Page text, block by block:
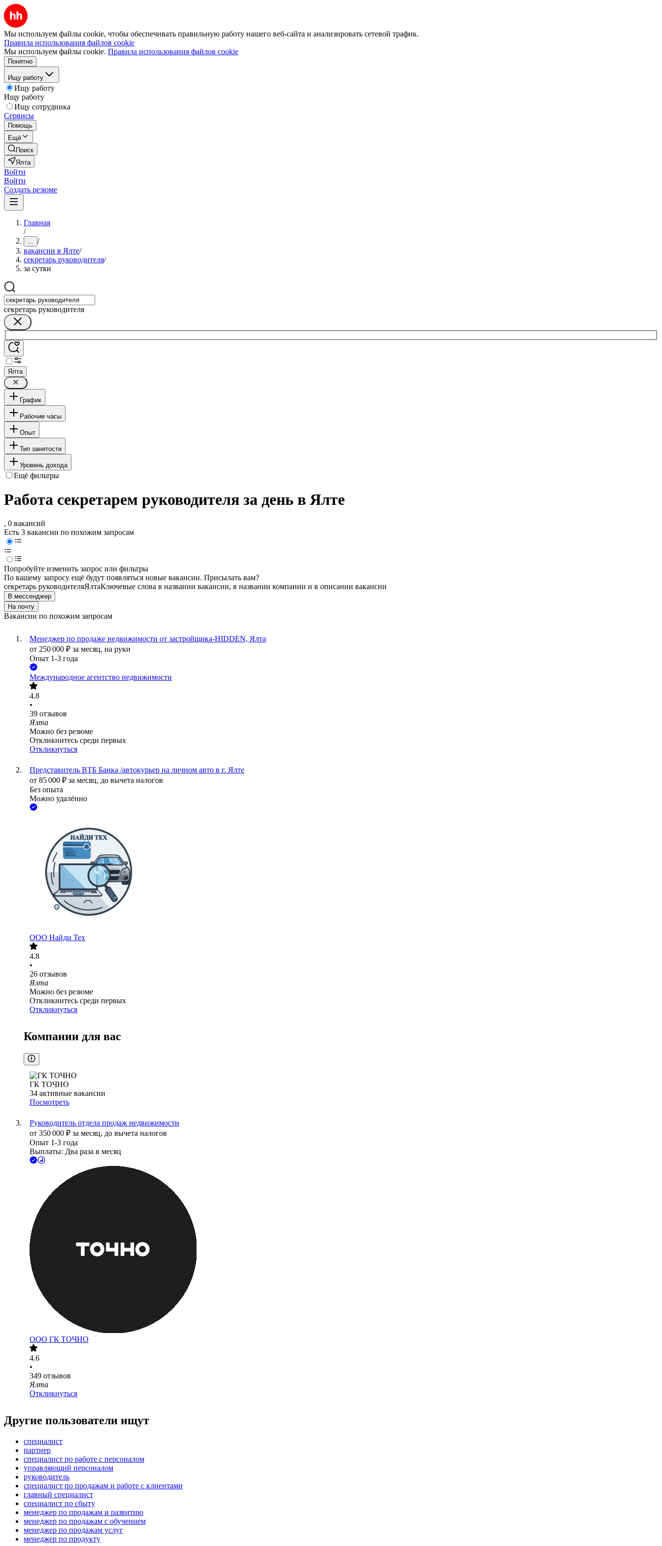
Мы используем файлы cookie, чтобы обеспечивать правильную работу нашего веб-сайта и анализировать сетевой трафик.
Правила использования файлов cookie
Мы используем файлы cookie. Правила использования файлов cookie
Понятно
Ищу работу
Ищу работу
Ищу работу
Ищу сотрудника
Сервисы
Помощь
Ещё
Поиск
Ялта
Войти
Войти
Создать резюме
Главная
/
... /
вакансии в Ялте/
секретарь руководителя/
за сутки
секретарь руководителя
Ялта
График
Рабочие часы
Опыт
Тип занятости
Уровень дохода
Ещё фильтры
Работа секретарем руководителя за день в Ялте
, 0 вакансий
Есть 3 вакансии по похожим запросам
Попробуйте изменить запрос или фильтры
По вашему запросу ещё будут появляться новые вакансии. Присылать вам?
секретарь руководителяЯлтаКлючевые слова в названии вакансии, в названии компании и в описании вакансии
В мессенджер
На почту
Вакансии по похожим запросам
Менеджер по продаже недвижимости от застройщика-HIDDEN, Ялта
от 250 000 ₽ за месяц, на руки
Опыт 1-3 года
Международное агентство недвижимости
4.8
•
39 отзывов
Ялта
Можно без резюме
Откликнитесь среди первых
Откликнуться
Представитель ВТБ Банка /автокурьер на личном авто в г. Ялте
от 85 000 ₽ за месяц, до вычета налогов
Без опыта
Можно удалённо
ООО Найди Тех
4.8
•
26 отзывов
Ялта
Можно без резюме
Откликнитесь среди первых
Откликнуться
Компании для вас
ГК ТОЧНО
34 активные вакансии
Посмотреть
Руководитель отдела продаж недвижимости
от 350 000 ₽ за месяц, до вычета налогов
Опыт 1-3 года
Выплаты: Два раза в месяц
ООО ГК ТОЧНО
4.6
•
349 отзывов
Ялта
Откликнуться
Другие пользователи ищут
специалист
партнер
специалист по работе с персоналом
управляющий персоналом
руководитель
специалист по продажам и работе с клиентами
главный специалист
специалист по сбыту
менеджер по продажам и развитию
менеджер по продажам с обучением
менеджер по продажам услуг
менеджер по продукту